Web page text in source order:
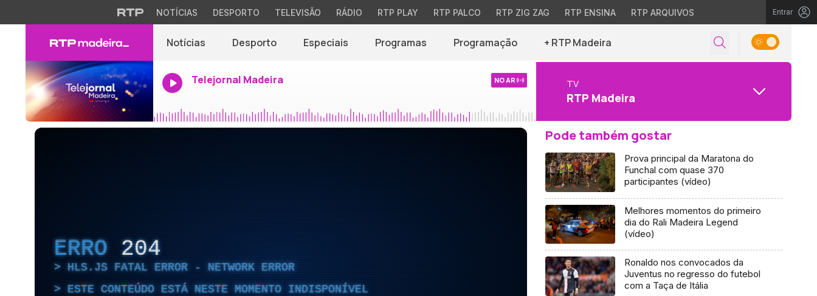
NOTÍCIAS DESPORTO TELEVISÃO RÁDIO RTP PLAY RTP PALCO RTP ZIG ZAG RTP ENSINA RTP ARQUIVOS Entrar
Notícias Desporto Especiais Programas Programação + RTP Madeira
Telejornal Madeira NO AR TV
RTP Madeira
ERRO 204
HLS.JS FATAL ERROR - NETWORK ERROR
ESTE CONTEÚDO ESTÁ NESTE MOMENTO INDISPONÍVEL
Pode também gostar
Prova principal da Maratona do
Funchal com quase 370
participantes (vídeo)
Melhores momentos do primeiro
dia do Rali Madeira Legend
(vídeo)
Ronaldo nos convocados da
Juventus no regresso do futebol
com a Taça de Itália